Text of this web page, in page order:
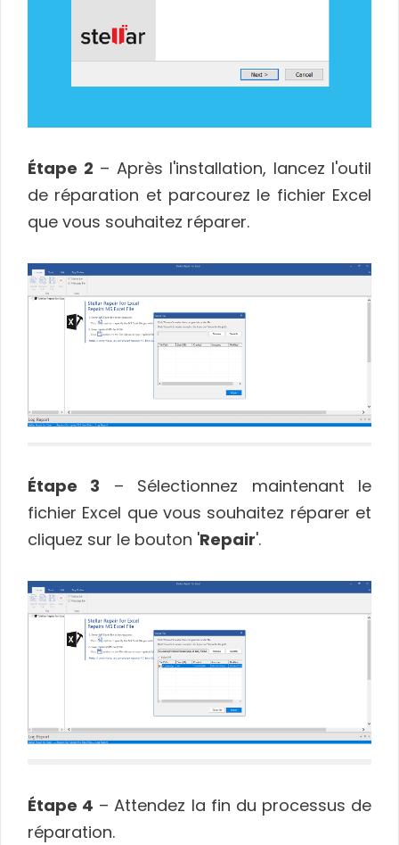
Étape 2 – Après l'installation, lancez l'outil
de réparation et parcourez le fichier Excel
que vous souhaitez réparer.
Étape 3 – Sélectionnez maintenant le
fichier Excel que vous souhaitez réparer et
cliquez sur le bouton 'Repair'.
Étape 4 – Attendez la fin du processus de
réparation.